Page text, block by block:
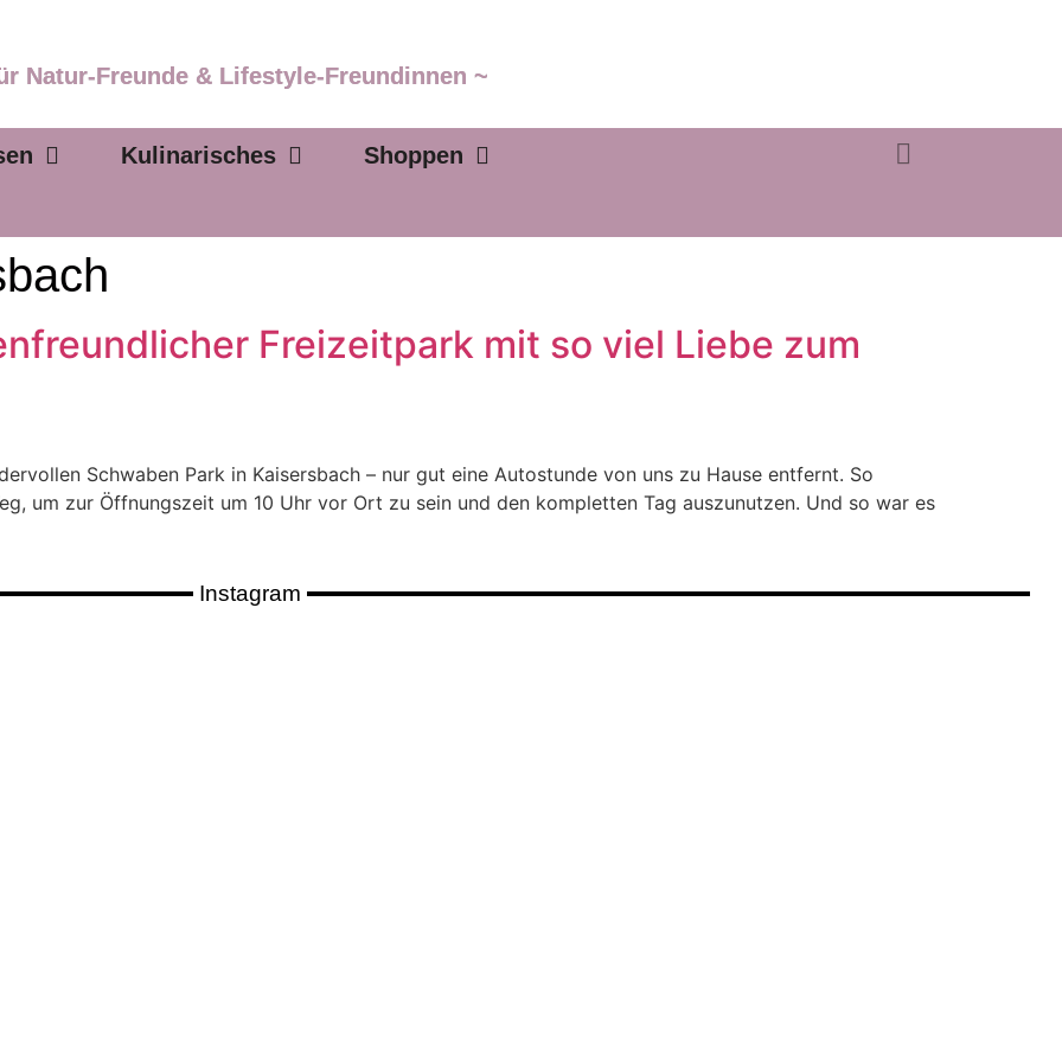
Natur-Freunde & Lifestyle-Freundinnen ~
Kulinarisches Shoppen
Freizeitpark mit so viel Liebe zum
Schwaben Park in Kaisersbach – nur gut eine Autostunde von uns zu Hause entfernt. So
um zur Öffnungszeit um 10 Uhr vor Ort zu sein und den kompletten Tag auszunutzen. Und so war es
Instagram